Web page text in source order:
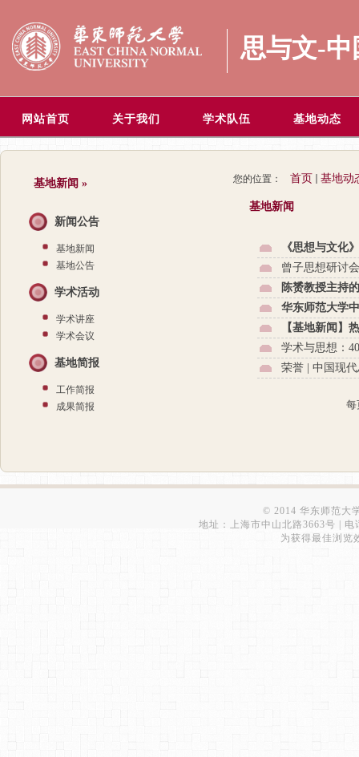
思与文-
网站首页 关于我们 学术队伍 基地动态
基地新闻 »
新闻公告
基地新闻
基地公告
学术活动
学术讲座
学术会议
基地简报
工作简报
成果简报
您的位置： 首页 基地动
基地新闻
《思想与文化
曾子思想研讨
陈赟教授主持
华东师范大学
【基地新闻】
学术与思想：
荣誉 | 中国现
© 2014 华东师范大
地址：上海市中山北路3663号 | 电
为获得最佳浏览